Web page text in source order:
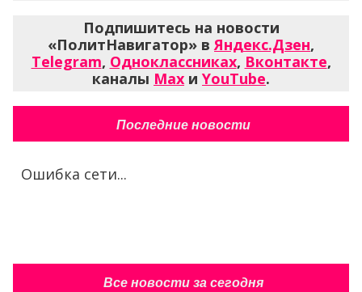
Подпишитесь на новости
«ПолитНавигатор» вЯндекс.Дзен,
Telegram, Одноклассниках, Вконтакте,
каналы Max и YouTube.
Последние новости
Ошибка сети...
Все новости за сегодня